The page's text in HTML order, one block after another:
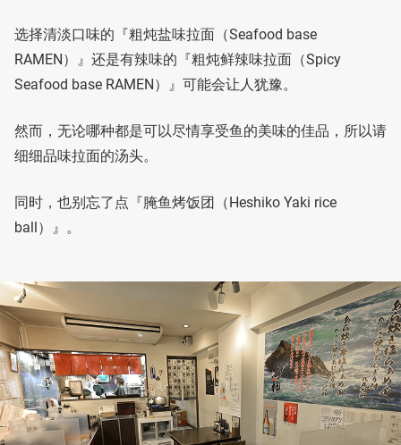
选择清淡口味的『粗炖盐味拉面（Seafood base
RAMEN）』还是有辣味的『粗炖鲜辣味拉面（Spicy
Seafood base RAMEN）』可能会让人犹豫。
然而，无论哪种都是可以尽情享受鱼的美味的佳品，所以请
细细品味拉面的汤头。
同时，也别忘了点『腌鱼烤饭团（Heshiko Yaki rice
ball）』。